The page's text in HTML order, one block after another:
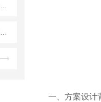
一、方案设计